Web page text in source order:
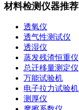
材料检测仪器推荐
透氧仪
透气性测试仪
透湿仪
蒸发残渣恒重仪
总迁移量测定仪
万能试验机
电子拉力试验机
测厚仪